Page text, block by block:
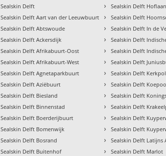
Sealskin Delft
Sealskin Delft Aart van der Leeuwbuurt
Sealskin Delft Abtswoude
Sealskin Delft Ackersdijk
Sealskin Delft Afrikabuurt-Oost
Sealskin Delft Afrikabuurt-West
Sealskin Delft Agnetaparkbuurt
Sealskin Delft Aziëbuurt
Sealskin Delft Biesland
Sealskin Delft Binnenstad
Sealskin Delft Boerderijbuurt
Sealskin Delft Bomenwijk
Sealskin Delft Bosrand
Sealskin Delft Buitenhof
› Sealskin Delft Hoflaan
› Sealskin Delft
› Sealskin Delft In de
› Sealskin Delft
› Sealskin Delft
› Sealskin Delft
› Sealskin Delft
› Sealskin Delft
› Sealskin Delft
› Sealskin Delft
› Sealskin Delft
› Sealskin Delft
› Sealskin Delft Latijns
› Sealskin Delft Marlot